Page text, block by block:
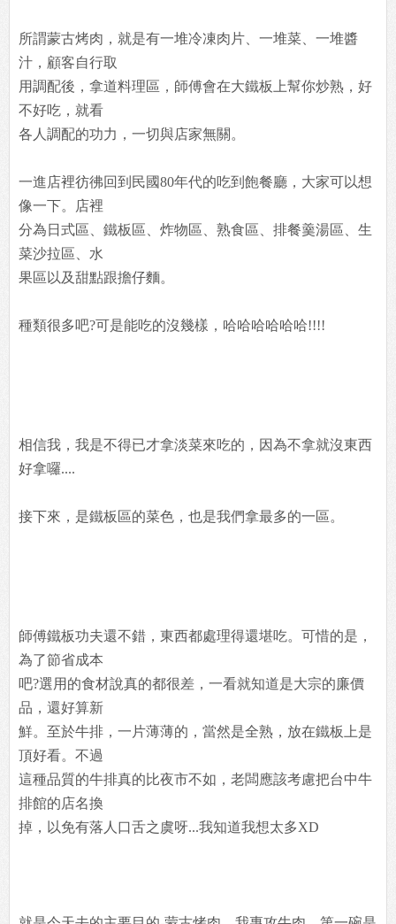
所謂蒙古烤肉，就是有一堆冷凍肉片、一堆菜、一堆醬
汁，顧客自行取
用調配後，拿道料理區，師傅會在大鐵板上幫你炒熟，好
不好吃，就看
各人調配的功力，一切與店家無關。
一進店裡彷彿回到民國80年代的吃到飽餐廳，大家可以想
像一下。店裡
分為日式區、鐵板區、炸物區、熟食區、排餐羹湯區、生
菜沙拉區、水
果區以及甜點跟擔仔麵。
種類很多吧?可是能吃的沒幾樣，哈哈哈哈哈哈!!!!
相信我，我是不得已才拿淡菜來吃的，因為不拿就沒東西
好拿囉....
接下來，是鐵板區的菜色，也是我們拿最多的一區。
師傅鐵板功夫還不錯，東西都處理得還堪吃。可惜的是，
為了節省成本
吧?選用的食材說真的都很差，一看就知道是大宗的廉價
品，還好算新
鮮。至於牛排，一片薄薄的，當然是全熟，放在鐵板上是
頂好看。不過
這種品質的牛排真的比夜市不如，老闆應該考慮把台中牛
排館的店名換
掉，以免有落人口舌之虞呀...我知道我想太多XD